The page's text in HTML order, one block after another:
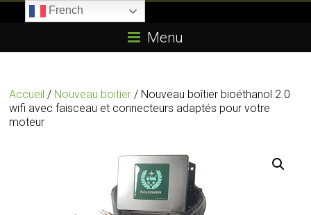
E85.com
passion
du
Menu
Accueil / Nouveau boitier / Nouveau boîtier bioéthanol 2.0
wifi avec faisceau et connecteurs adaptés pour votre
moteur
French